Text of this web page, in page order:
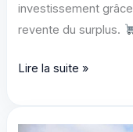
investissement
revente du surplus.
Conception
Lire la suite »